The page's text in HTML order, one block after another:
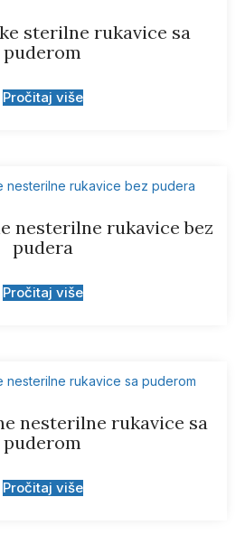
sterilne rukavice sa
puderom
Pročitaj više
nesterilne rukavice bez
pudera
Pročitaj više
nesterilne rukavice sa
puderom
Pročitaj više